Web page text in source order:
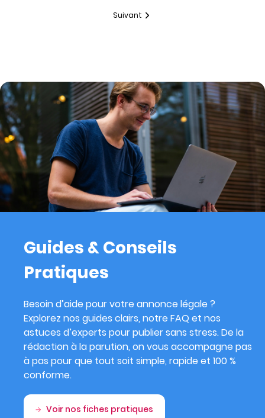
Suivant
Guides & Conseils
Pratiques
Besoin d’aide pour votre annonce légale ?
Explorez nos guides clairs, notre FAQ et nos
astuces d’experts pour publier sans stress. De la
rédaction à la parution, on vous accompagne pas
à pas pour que tout soit simple, rapide et 100 %
conforme.
Voir nos fiches pratiques